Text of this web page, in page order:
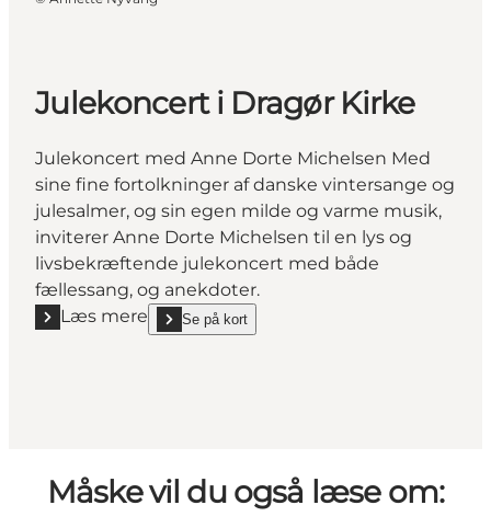
Julekoncert i Dragør Kirke
Julekoncert med Anne Dorte Michelsen Med
sine fine fortolkninger af danske vintersange og
julesalmer, og sin egen milde og varme musik,
inviterer Anne Dorte Michelsen til en lys og
livsbekræftende julekoncert med både
fællessang, og anekdoter.
Læs mere
Læs mere "Julekoncert i Dragør Kirke"
Se på kort
show Julekoncert i Dragør Kirke on_map
Måske vil du også læse om: